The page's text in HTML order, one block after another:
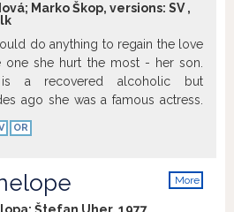
Marko Škop, versions: SV,
do anything to regain the love
one she hurt the most - her son.
a recovered alcoholic but
ago she was a famous actress.
IFF 2015 - FIPRESCI PRIZE}
OR
More